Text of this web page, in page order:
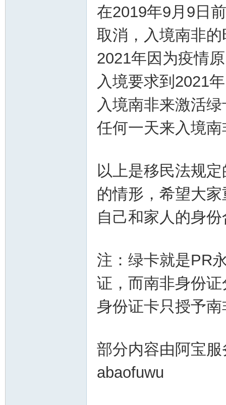
在2019年9月9日
取消，入境南非
2021年因为疫情
入境要求到2021
入境南非来激活
任何一天来入境南
以上是移民法规
的情形，希望大
自己和家人的身
注：绿卡就是PR
证，而南非身份
身份证卡只授予
部分内容由阿宝
abaofuwu